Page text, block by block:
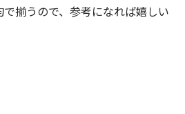
揃うので、参考になれば嬉しい